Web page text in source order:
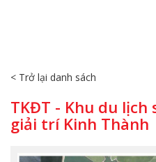
< Trở lại danh sách
TKĐT - Khu du
giải trí Kinh Thành